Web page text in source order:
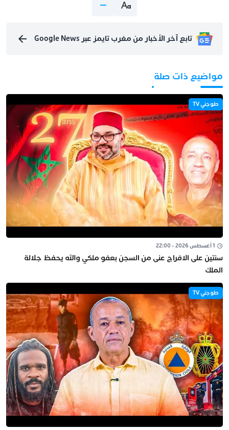
تابع آخر الأخبار من مغرب تايمز عبر Google News
مواضيع ذات صلة
طوجني TV
1 أغسطس 2026 - 22:00
سنتين على الافراج عنى من السجن بعفو ملكي والله يحفظ جلالة
الملك
طوجني TV